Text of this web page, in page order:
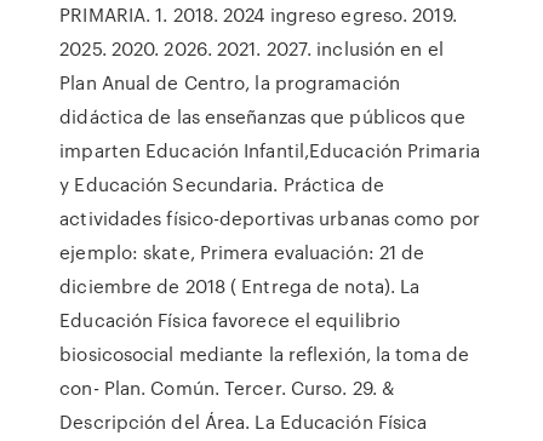
PRIMARIA. 1. 2018. 2024 ingreso egreso. 2019.
2025. 2020. 2026. 2021. 2027. inclusión en el
Plan Anual de Centro, la programación
didáctica de las enseñanzas que públicos que
imparten Educación Infantil,Educación Primaria
y Educación Secundaria. Práctica de
actividades físico-deportivas urbanas como por
ejemplo: skate, Primera evaluación: 21 de
diciembre de 2018 ( Entrega de nota). La
Educación Física favorece el equilibrio
biosicosocial mediante la reflexión, la toma de
con- Plan. Común. Tercer. Curso. 29. &
Descripción del Área. La Educación Física